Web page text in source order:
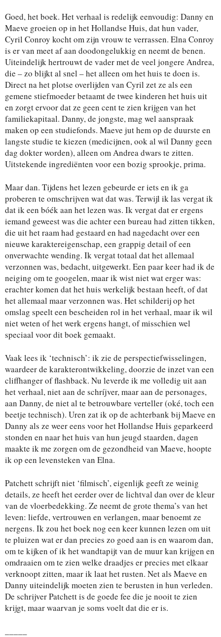
Goed, het boek. Het verhaal is redelijk eenvoudig: Danny en
Maeve groeien op in het Hollandse Huis, dat hun vader,
Cyril Conroy kocht om zijn vrouw te verrassen. Elna Conroy
is er van meet af aan doodongelukkig en neemt de benen.
Uiteindelijk hertrouwt de vader met de veel jongere Andrea,
die – zo blijkt al snel – het alleen om het huis te doen is.
Direct na het plotse overlijden van Cyril zet ze als een
gemene stiefmoeder betaamt de twee kinderen het huis uit
en zorgt ervoor dat ze geen cent te zien krijgen van het
familiekapitaal. Danny, de jongste, mag wel aanspraak
maken op een studiefonds. Maeve jut hem op de duurste en
langste studie te kiezen (medicijnen, ook al wil Danny geen
dag dokter worden), alleen om Andrea dwars te zitten.
Uitstekende ingrediënten voor een bozig sprookje, prima.
Maar dan. Tijdens het lezen gebeurde er iets en ik ga
proberen te omschrijven wat dat was. Terwijl ik las vergat ik
dat ik een bóék aan het lezen was. Ik vergat dat er ergens
iemand geweest was die achter een bureau had zitten tikken,
die uit het raam had gestaard en had nagedacht over een
nieuwe karaktereigenschap, een grappig detail of een
onverwachte wending. Ik vergat totaal dat het allemaal
verzonnen was, bedacht, uitgewerkt. Een paar keer had ik de
neiging om te googelen, maar ik wist niet wat erger was:
erachter komen dat het huis werkelijk bestaan heeft, of dat
het allemaal maar verzonnen was. Het schilderij op het
omslag speelt een bescheiden rol in het verhaal, maar ik wil
niet weten of het werk ergens hangt, of misschien wel
speciaal voor dit boek gemaakt.
Vaak lees ik ‘technisch’: ik zie de perspectiefwisselingen,
waardeer de karakterontwikkeling, doorzie de inzet van een
cliffhanger of flashback. Nu leverde ik me volledig uit aan
het verhaal, niet aan de schríjver, maar aan de personages,
aan Danny, de niet al te betrouwbare verteller (oké, toch een
beetje technisch). Uren zat ik op de achterbank bij Maeve en
Danny als ze weer eens voor het Hollandse Huis geparkeerd
stonden en naar het huis van hun jeugd staarden, dagen
maakte ik me zorgen om de gezondheid van Maeve, hoopte
ik op een levensteken van Elna.
Patchett schrijft niet ‘filmisch’, eigenlijk geeft ze weinig
details, ze heeft het eerder over de lichtval dan over de kleur
van de vloerbedekking. Ze neemt de grote thema’s van het
leven: liefde, vertrouwen en verlangen, maar benoemt ze
nergens. Ik zou het boek nog een keer kunnen lezen om uit
te pluizen wat er dan precies zo goed aan is en waarom dan,
om te kijken of ik het wandtapijt van de muur kan krijgen en
omdraaien om te zien welke draadjes er precies met elkaar
verknoopt zitten, maar ik laat het rusten. Net als Maeve en
Danny uiteindelijk moeten zien te berusten in hun verleden.
De schrijver Patchett is de goede fee die je nooit te zien
krijgt, maar waarvan je soms voelt dat die er is.